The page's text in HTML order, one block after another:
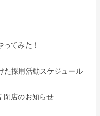
てみた！
た採用活動スケジュール
閉店のお知らせ